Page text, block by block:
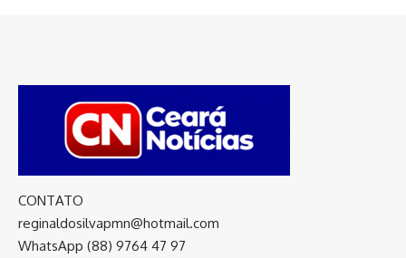
CONTATO
reginaldosilvapmn@hotmail.com
WhatsApp (88) 9764 47 97